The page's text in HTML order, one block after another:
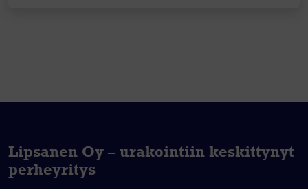
Lipsanen Oy – urakointiin keskittynyt
perheyritys